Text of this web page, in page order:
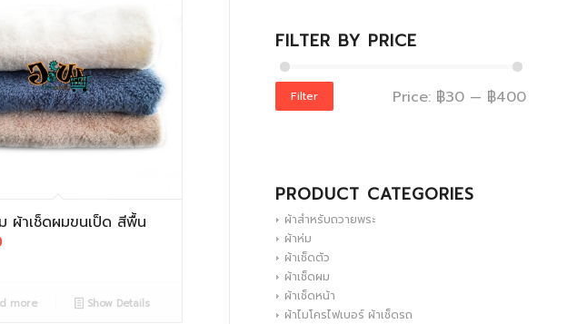
ผ้าเช็ดผมขนเป็ด สีพื้น
more Show Details
FILTER BY PRICE
Filter Price: ฿30 — ฿400
PRODUCT CATEGORIES
ผ้าสำหรับถวายพระ
ผ้าห่ม
ผ้าเช็ดตัว
ผ้าเช็ดผม
ผ้าเช็ดหน้า
ผ้าไมโครไฟเบอร์ ผ้าเช็ดรถ